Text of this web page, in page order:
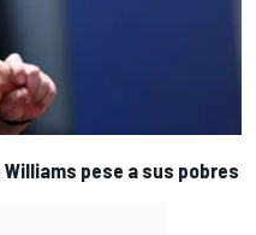
pese a sus pobres